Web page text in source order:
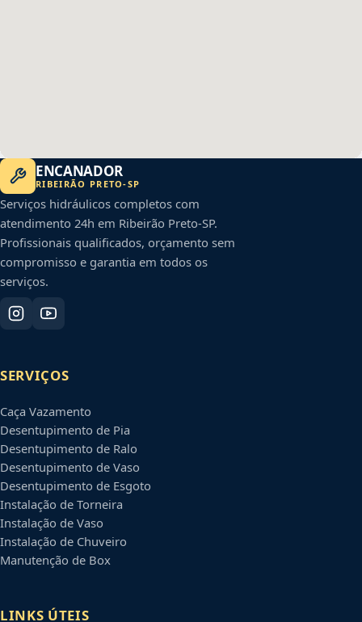
ENCANADOR
RIBEIRÃO PRETO-SP
Serviços hidráulicos completos com
atendimento 24h em Ribeirão Preto-SP.
Profissionais qualificados, orçamento sem
compromisso e garantia em todos os
serviços.
SERVIÇOS
Caça Vazamento
Desentupimento de Pia
Desentupimento de Ralo
Desentupimento de Vaso
Desentupimento de Esgoto
Instalação de Torneira
Instalação de Vaso
Instalação de Chuveiro
Manutenção de Box
LINKS ÚTEIS